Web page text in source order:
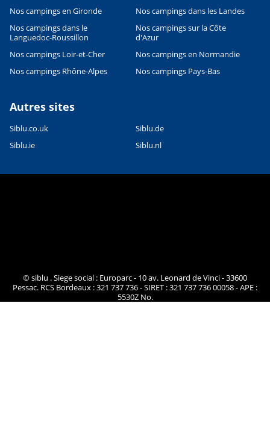
Nos campings en Gironde
Nos campings dans les Landes
Nos campings dans le
Languedoc-Roussillon
Nos campings sur la Côte
d'Azur
Nos campings Loir-et-Cher
Nos campings en Normandie
Nos campings Rhône-Alpes
Nos campings Pays-Bas
Autres sites
Siblu.co.uk
Siblu.de
Siblu.ie
Siblu.nl
© siblu . Siege social : Europarc - 10 av. Leonard de Vinci - 33600
Pessac. RCS Bordeaux : 321 737 736 - SIRET : 321 737 736 00058 - APE :
5530Z No.